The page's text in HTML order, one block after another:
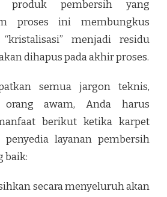
produk pembersih yang
proses ini membungkus
menjadi residu
dihapus pada akhir proses.
semua jargon teknis,
orang awam, Anda harus
berikut ketika karpet
layanan pembersih
baik:
secara menyeluruh akan